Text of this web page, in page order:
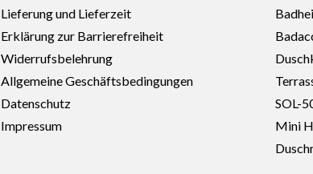
Lieferung und Lieferzeit
Erklärung zur Barrierefreiheit
Widerrufsbelehrung
Allgemeine Geschäftsbedingungen
Datenschutz
Impressum
SOL-
Mini